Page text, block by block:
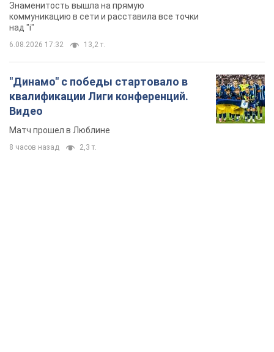
Знаменитость вышла на прямую
коммуникацию в сети и расставила все точки
над "i"
6.08.2026 17:32 13,2 т.
"Динамо" с победы стартовало в
квалификации Лиги конференций.
Видео
Матч прошел в Люблине
8 часов назад 2,3 т.